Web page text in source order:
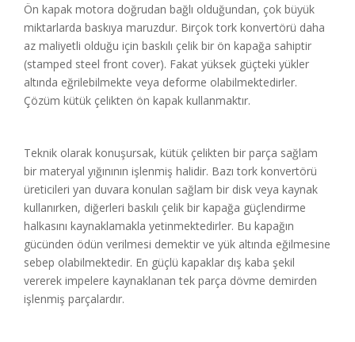
Ön kapak motora doğrudan bağlı olduğundan, çok büyük
miktarlarda baskıya maruzdur. Birçok tork konvertörü daha
az maliyetli olduğu için baskılı çelik bir ön kapağa sahiptir
(stamped steel front cover). Fakat yüksek güçteki yükler
altında eğrilebilmekte veya deforme olabilmektedirler.
Çözüm kütük çelikten ön kapak kullanmaktır.
Teknik olarak konuşursak, kütük çelikten bir parça sağlam
bir materyal yığınının işlenmiş halidir. Bazı tork konvertörü
üreticileri yan duvara konulan sağlam bir disk veya kaynak
kullanırken, diğerleri baskılı çelik bir kapağa güçlendirme
halkasını kaynaklamakla yetinmektedirler. Bu kapağın
gücünden ödün verilmesi demektir ve yük altında eğilmesine
sebep olabilmektedir. En güçlü kapaklar dış kaba şekil
vererek impelere kaynaklanan tek parça dövme demirden
işlenmiş parçalardır.